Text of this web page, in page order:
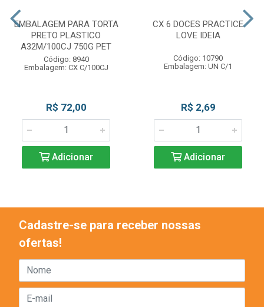
EMBALAGEM PARA TORTA
PRETO PLASTICO
A32M/100CJ 750G PET
Código: 8940
Embalagem: CX C/100CJ
R$ 72,00
Adicionar
CX 6 DOCES PRACTICE
LOVE IDEIA
Código: 10790
Embalagem: UN C/1
R$ 2,69
Adicionar
Cadastre-se para receber nossas
ofertas!